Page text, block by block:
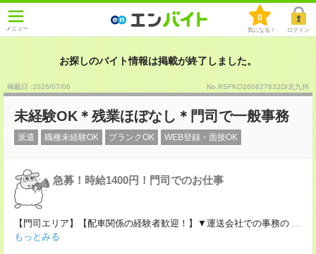
メニュー
0
気になる！ ログイン
お探しのバイト情報は掲載が終了しました。
掲載日 :2026/07/06 No.RSFKO260627632D/北九州
未経験OK＊残業ほぼなし＊門司で一般事務
派遣 職種未経験OK ブランクOK WEB登録・面接OK
急募！時給1400円！門司でのお仕事
【門司エリア】【配車関係の経験者歓迎！】▼運送会社での事務の ...
もっとみる